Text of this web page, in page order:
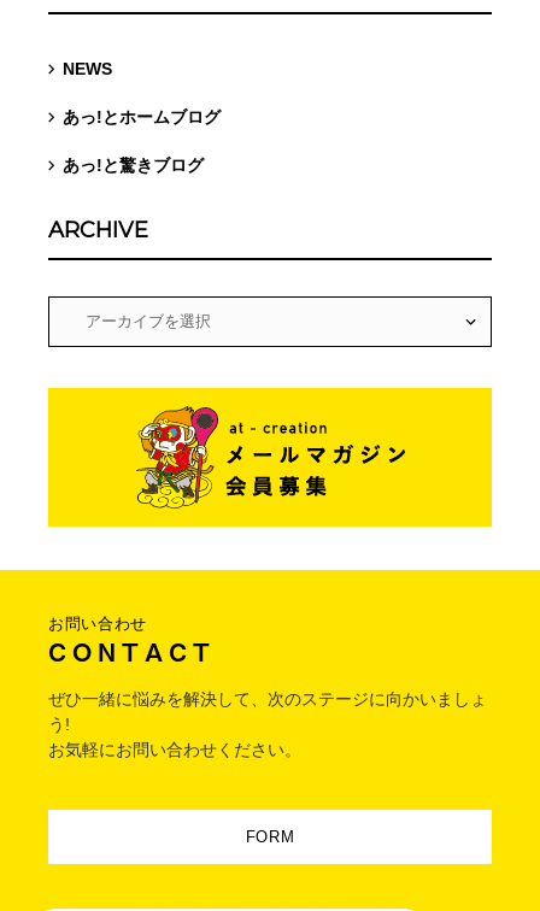
NEWS
あっ!とホームブログ
あっ!と驚きブログ
ARCHIVE
お問い合わせ
C O N T A C T
ぜひ一緒に悩みを解決して、次のステージに向かいましょ
う!
お気軽にお問い合わせください。
FORM